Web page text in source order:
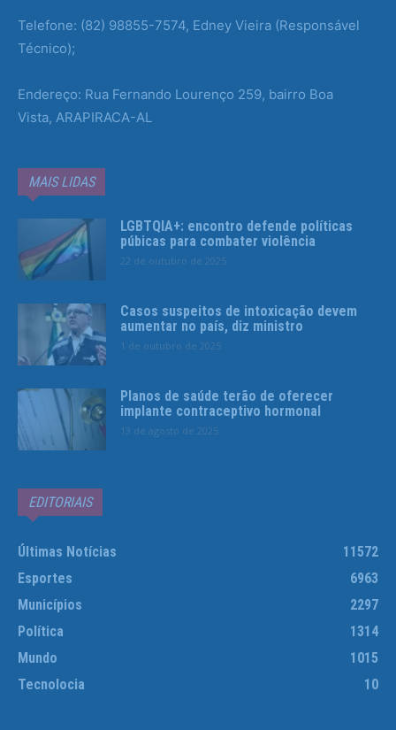
Telefone: (82) 98855-7574, Edney Vieira (Responsável
Técnico);
Endereço: Rua Fernando Lourenço 259, bairro Boa
Vista, ARAPIRACA-AL
MAIS LIDAS
LGBTQIA+: encontro defende políticas
púbicas para combater violência
22 de outubro de 2025
Casos suspeitos de intoxicação devem
aumentar no país, diz ministro
1 de outubro de 2025
Planos de saúde terão de oferecer
implante contraceptivo hormonal
13 de agosto de 2025
EDITORIAIS
Últimas Notícias
11572
Esportes
6963
Municípios
2297
Política
1314
Mundo
1015
Tecnolocia
10